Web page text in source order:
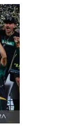
mencatat
periode Januari-
periode
Hendra